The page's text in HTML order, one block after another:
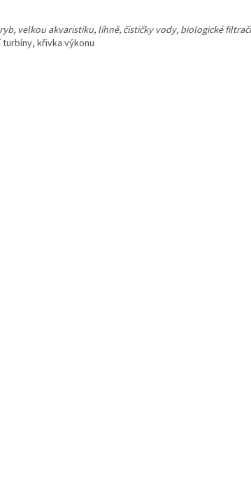
velkou akvaristiku, líhně, čističky vody, biologické